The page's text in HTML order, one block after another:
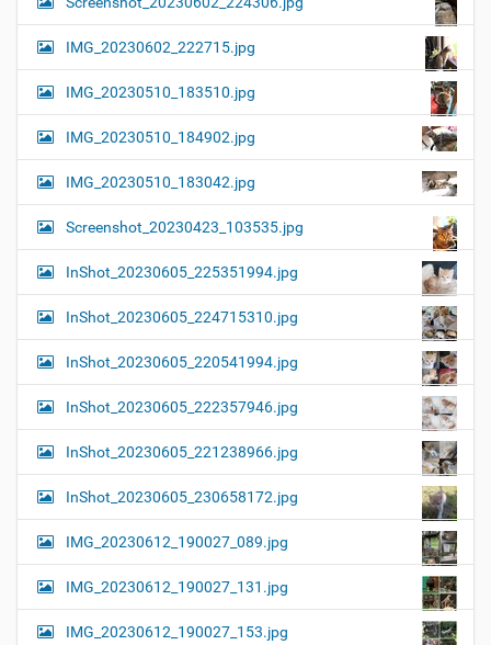
IMG_20230602_222715.jpg
IMG_20230510_183510.jpg
IMG_20230510_184902.jpg
IMG_20230510_183042.jpg
Screenshot_20230423_103535.jpg
InShot_20230605_225351994.jpg
InShot_20230605_224715310.jpg
InShot_20230605_220541994.jpg
InShot_20230605_222357946.jpg
InShot_20230605_221238966.jpg
InShot_20230605_230658172.jpg
IMG_20230612_190027_089.jpg
IMG_20230612_190027_131.jpg
IMG_20230612_190027_153.jpg